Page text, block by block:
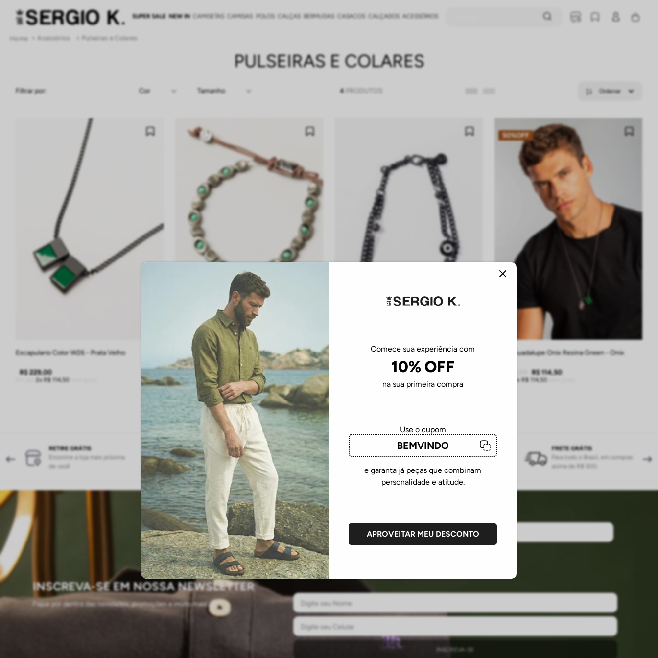
SUPER SALE NEW IN CAMISETAS CAMISAS POLOS CALÇAS BERMUDAS CASACOS CALÇADOS ACESSÓRIOS
Comece sua experiência com
10% OFF
na sua primeira compra
Use o cupom
BEMVINDO
e garanta já peças que combinam
personalidade e atitude.
APROVEITAR MEU DESCONTO
Acessórios Pulseiras e Colares
PULSEIRAS E COLARES
Filtrar por: Cor Tamanho 4 PRODUTOS
Escapulario Color W26 - Prata Velho
R$229,00
2 R$ 114, 50
UN
Pulseira Olho Grego Coin W26 - Prata Velho
R$ 229 ,00
Em até 2 R$ 114 50sem juros
ADICIONAR À SACOLA
Pulseira Corrente Dupla Olho Grego S26 - Preto
sem juros
50%OFF
Colar Guadalupe Onix Resina Green - Onix
R$114,50
1 R$ 114, 50
Você viu todos os4
RETIRE GRÁTIS
Encontre a loja mais próxima
de você
CASHBACK
15% de volta para compras
futuras!
PRIMEIRA COMPRA
Cupom BEMVINDO. 10% OFF.
Não cumulativo.
TROCA FÁCIL
Realize sua troca e devolução
sem precisar do SAC
FRETE GRÁTIS
Para todo o Brasil, em compras
acima de R$ 500.
INSCREVA-SE EM NOSSA NEWSLETTER
Fique por dentro das novidades, promoções e muito mais...
INSCREVA-SE